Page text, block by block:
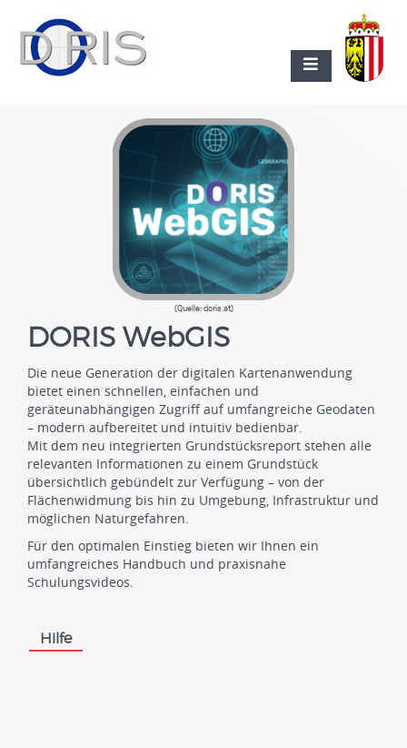
(Quelle: doris.at)
DORIS WebGIS
Die neue Generation der digitalen Kartenanwendung
bietet einen schnellen, einfachen und
geräteunabhängigen Zugriff auf umfangreiche Geodaten
– modern aufbereitet und intuitiv bedienbar.
Mit dem neu integrierten Grundstücksreport stehen alle
relevanten Informationen zu einem Grundstück
übersichtlich gebündelt zur Verfügung – von der
Flächenwidmung bis hin zu Umgebung, Infrastruktur und
möglichen Naturgefahren.
Für den optimalen Einstieg bieten wir Ihnen ein
umfangreiches Handbuch und praxisnahe
Schulungsvideos.
Hilfe